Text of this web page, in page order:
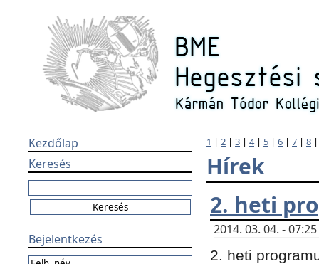
Kezdőlap
Keresés
Bejelentkezés
1 | 2 | 3 | 4| 5 | 6 | 7 | 8
Hírek
2. heti
2014. 03. 04. -
2. heti